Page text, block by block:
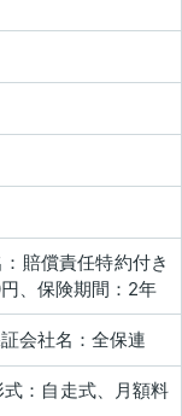
賠償責任特約付き
、保険期間：2年
会社名：全保連
：自走式、月額料